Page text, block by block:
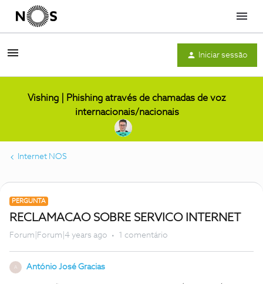
Menu
Iniciar sessão
Vishing | Phishing através de chamadas de voz
internacionais/nacionais
Internet NOS
PERGUNTA
RECLAMACAO SOBRE SERVICO INTERNET
Forum|Forum|4 years ago 1 comentário
A António José Gracias